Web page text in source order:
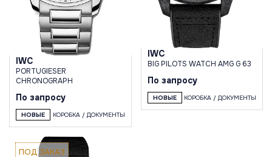
IWC
PORTUGIESER
CHRONOGRAPH
По запросу
НОВЫЕ КОРОБКА / ДОКУМЕНТЫ
IWC
BIG PILOTS WATCH AMG G 63
По запросу
НОВЫЕ КОРОБКА / ДОКУМЕНТЫ
ПОД ЗАКАЗ